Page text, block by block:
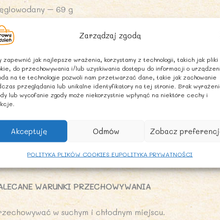
Zarządzaj zgodą
zapewnić jak najlepsze wrażenia, korzystamy z technologii, takich jak pliki
do przechowywania i/lub uzyskiwania dostępu do informacji o
na te technologie pozwoli nam przetwarzać dane, takie jak zachowanie
przeglądania lub unikalne identyfikatory na tej stronie. Brak
lub wycofanie zgody może niekorzystnie wpłynąć na niektóre cechy i
Akceptuję Odmów Zobacz
POLITYKA PLIKÓW COOKIES EUPOLITYKA PRYWATNOŚCI
– 69 g
cukry – 6,8 g
– 8,0 g
– 6,9 g
– 0 g
ALERGENNA
może zawieraćSOJĘ.
WARUNKI PRZECHOWYWANIA
w suchym i chłodnym miejscu.